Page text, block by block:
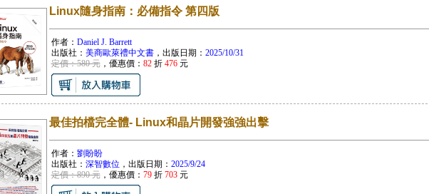
Linux隨身指南：必備指令 第四版
作者： Daniel J. Barrett
出版社： 美商歐萊禮中文書，出版日期： 2025/10/31
定價：580 元，優惠價： 82折 476元
最佳拍檔完全體- Linux和晶片開發強強出擊
作者： 劉盼盼
出版社： 深智數位 ，出版日期： 2025/9/24
定價：890 元，優惠價： 79折 703元